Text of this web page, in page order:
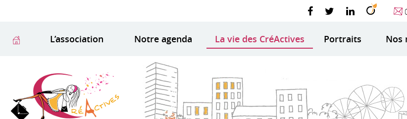
L’association Notre agenda La vie des CréActives Portraits Nos